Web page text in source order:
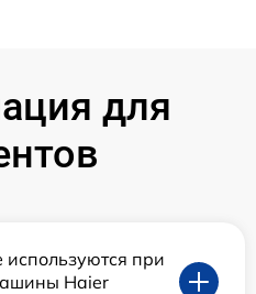
для
при
Haier